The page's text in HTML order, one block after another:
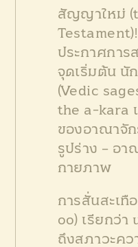
สัญญาใหม่
ประกาศการ
จุดเริ่มต้น นั
(Vedic
the a-kara
ของอาณาจั
รูปร่าง – อา
กายภาพ
การสั่นสะเทื
oo) เรียกว่า
ถึงสภาวะค